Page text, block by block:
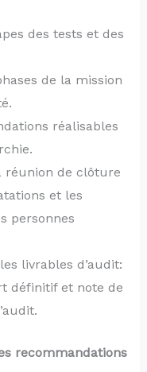
des tests et des
de la mission
réalisables
réunion de clôture
et les
personnes
livrables d’audit:
définitif et note de
recommandations